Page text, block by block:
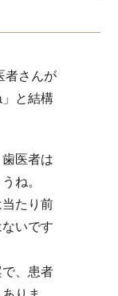
者さんが
と結構
医者は
ね。
たり前
いです
、患者